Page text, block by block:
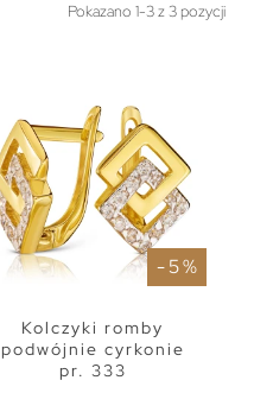
Pokazano 1-3 z 3 pozycji
- 5 %
Kolczyki romby
podwójnie cyrkonie
pr. 333